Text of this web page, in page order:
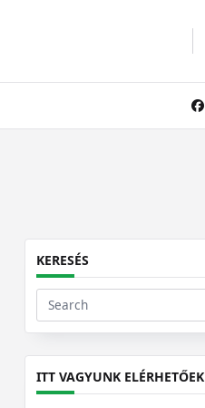
KERESÉS
Search
for:
ITT VAGYUNK ELÉRHETŐEK